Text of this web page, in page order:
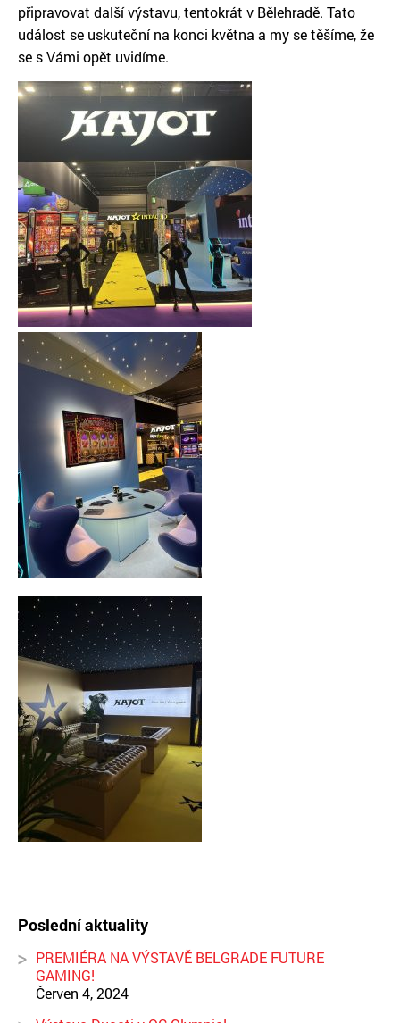
připravovat další výstavu, tentokrát v Bělehradě. Tato
událost se uskuteční na konci května a my se těšíme, že
se s Vámi opět uvidíme.
Poslední aktuality
PREMIÉRA NA VÝSTAVĚ BELGRADE FUTURE
GAMING!
Červen 4, 2024